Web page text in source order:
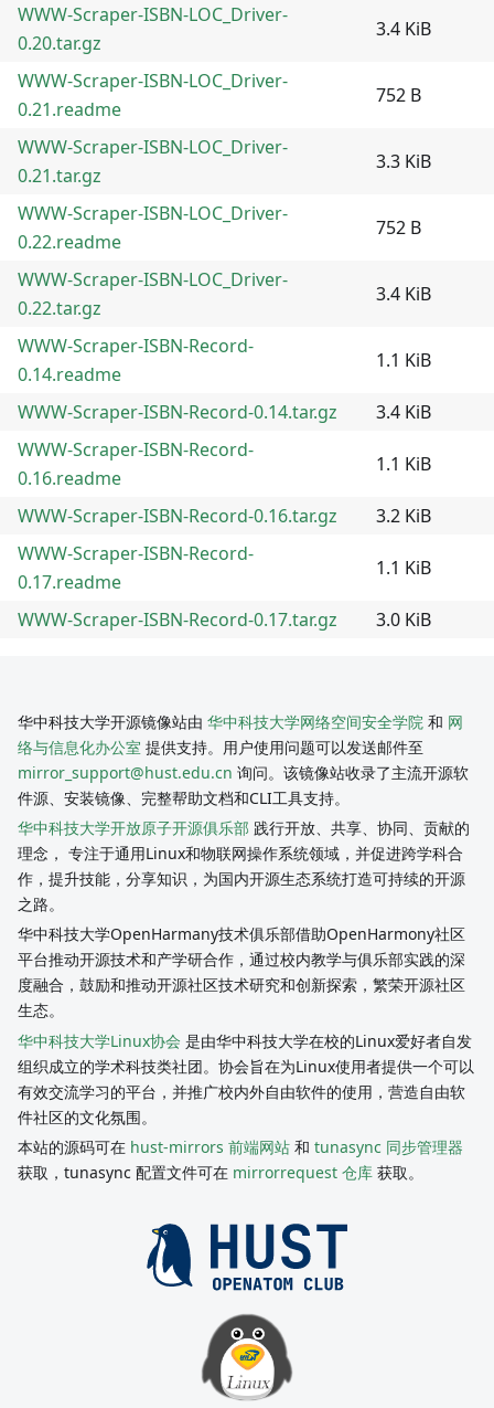
WWW-Scraper-ISBN-LOC_Driver-
0.20.tar.gz
3.4 KiB
WWW-Scraper-ISBN-LOC_Driver-
0.21.readme
752 B
WWW-Scraper-ISBN-LOC_Driver-
0.21.tar.gz
3.3 KiB
WWW-Scraper-ISBN-LOC_Driver-
0.22.readme
752 B
WWW-Scraper-ISBN-LOC_Driver-
0.22.tar.gz
3.4 KiB
WWW-Scraper-ISBN-Record-
0.14.readme
1.1 KiB
WWW-Scraper-ISBN-Record-0.14.tar.gz
3.4 KiB
WWW-Scraper-ISBN-Record-
0.16.readme
1.1 KiB
WWW-Scraper-ISBN-Record-0.16.tar.gz
3.2 KiB
WWW-Scraper-ISBN-Record-
0.17.readme
1.1 KiB
WWW-Scraper-ISBN-Record-0.17.tar.gz 3.0 KiB
华中科技大学开源镜像站由 华中科技大学网络空间安全学院 和 网
络与信息化办公室 提供支持。用户使用问题可以发送邮件至
mirror_support@hust.edu.cn 询问。该镜像站收录了主流开源软
件源、安装镜像、完整帮助文档和CLI工具支持。
华中科技大学开放原子开源俱乐部 践行开放、共享、协同、贡献的
理念， 专注于通用Linux和物联网操作系统领域，并促进跨学科合
作，提升技能，分享知识，为国内开源生态系统打造可持续的开源
之路。
华中科技大学OpenHarmany技术俱乐部借助OpenHarmony社区
平台推动开源技术和产学研合作，通过校内教学与俱乐部实践的深
度融合，鼓励和推动开源社区技术研究和创新探索，繁荣开源社区
生态。
华中科技大学Linux协会 是由华中科技大学在校的Linux爱好者自发
组织成立的学术科技类社团。协会旨在为Linux使用者提供一个可以
有效交流学习的平台，并推广校内外自由软件的使用，营造自由软
件社区的文化氛围。
本站的源码可在 hust-mirrors 前端网站 和 tunasync 同步管理器
获取，tunasync 配置文件可在 mirrorrequest 仓库 获取。